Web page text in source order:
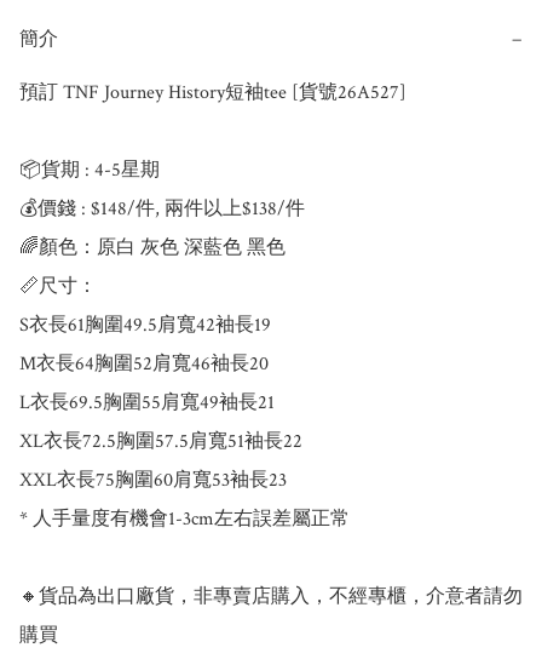
簡介 −
預訂 TNF Journey History短袖tee [貨號26A527]
📦貨期 : 4-5星期
💰價錢 : $148/件, 兩件以上$138/件
🌈顏色：原白 灰色 深藍色 黑色
📏尺寸：
S衣長61胸圍49.5肩寬42袖長19
M衣長64胸圍52肩寬46袖長20
L衣長69.5胸圍55肩寬49袖長21
XL衣長72.5胸圍57.5肩寬51袖長22
XXL衣長75胸圍60肩寬53袖長23
* 人手量度有機會1-3cm左右誤差屬正常
🔸貨品為出口廠貨，非專賣店購入，不經專櫃，介意者請勿
購買